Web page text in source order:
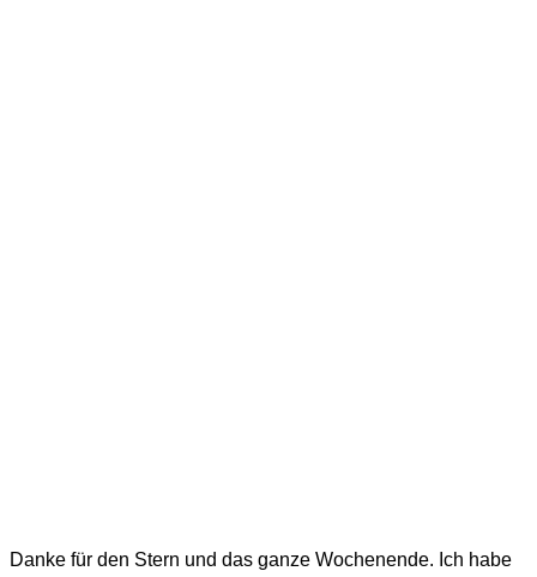
Danke für den Stern und das ganze Wochenende. Ich habe